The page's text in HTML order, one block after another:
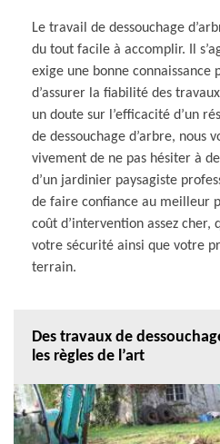
Le travail de dessouchage
du tout facile à accomplir. Il
exige une bonne connaissance
d’assurer la fiabilité des
un doute sur l’efficacité d’un
de dessouchage d’arbre, nous
vivement de ne pas hésiter à
d’un jardinier paysagiste
de faire confiance au meilleur
coût d’intervention assez
votre sécurité ainsi que votre
terrain.
Des travaux de
les règles de l’art